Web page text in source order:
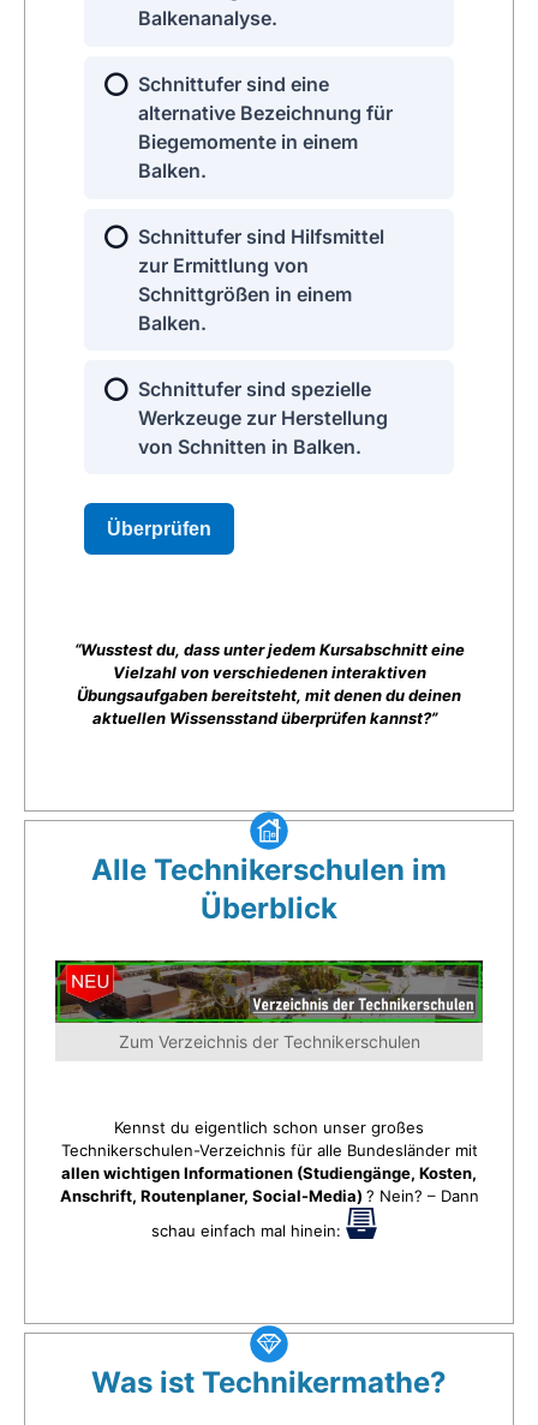
“Wusstest du, dass unter jedem Kursabschnitt eine
Vielzahl von verschiedenen interaktiven
Übungsaufgaben bereitsteht, mit denen du deinen
aktuellen Wissensstand überprüfen kannst?”
Alle Technikerschulen im
Überblick
Zum Verzeichnis der Technikerschulen
Kennst du eigentlich schon unser großes
Technikerschulen-Verzeichnis für alle Bundesländer mit
allen wichtigen Informationen (Studiengänge, Kosten,
Anschrift, Routenplaner, Social-Media) ? Nein? – Dann
schau einfach mal hinein:
Was ist Technikermathe?